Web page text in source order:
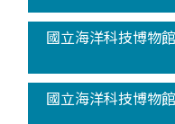
國立海洋科技博物
國立海洋科技博物